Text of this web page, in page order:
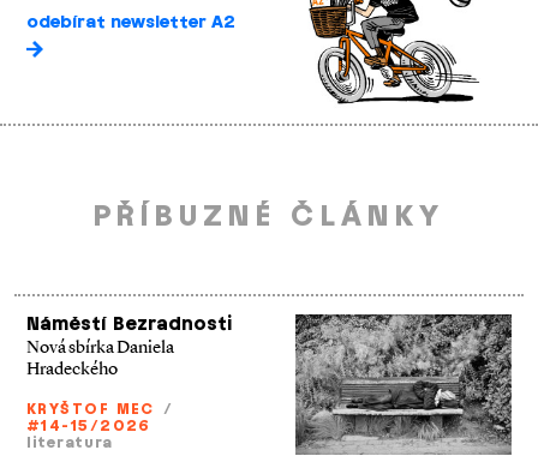
odebírat newsletter A2
PŘÍBUZNÉ ČLÁNKY
Náměstí Bezradnosti
Nová sbírka Daniela
Hradeckého
KRYŠTOF MEC /
#14-15/2026
literatura